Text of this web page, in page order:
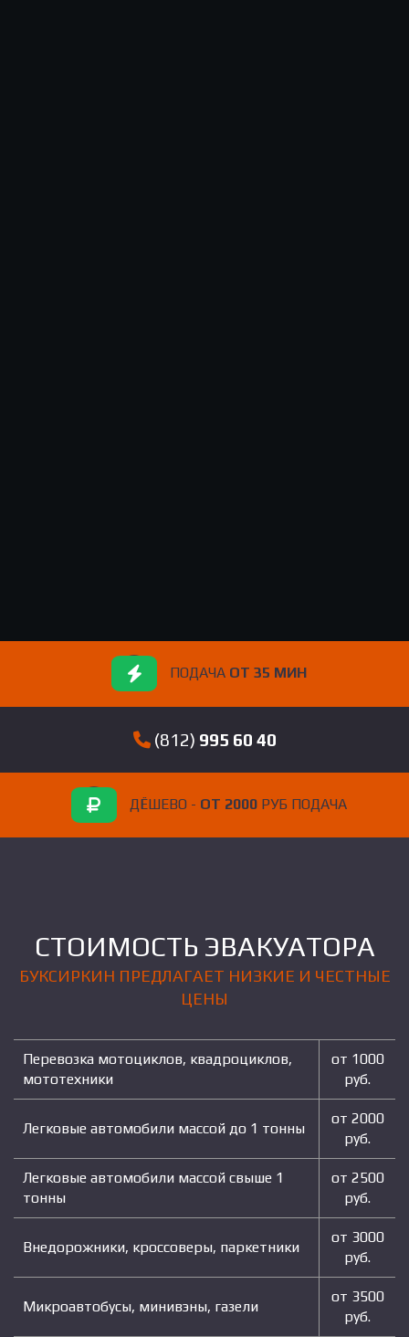
ПОДАЧА ОТ 35 МИН
(812) 995 60 40
ДЁШЕВО - ОТ 2000РУБ ПОДАЧА
СТОИМОСТЬ ЭВАКУАТОРА
БУКСИРКИН ПРЕДЛАГАЕТ НИЗКИЕ И ЧЕСТНЫЕ
ЦЕНЫ
Перевозка мотоциклов, квадроциклов,
мототехники
от 1000
руб.
Легковые автомобили массой до 1 тонны
от 2000
руб.
Легковые автомобили массой свыше 1
тонны
от 2500
руб.
Внедорожники, кроссоверы, паркетники
от 3000
руб.
Микроавтобусы, минивэны, газели
от 3500
руб.